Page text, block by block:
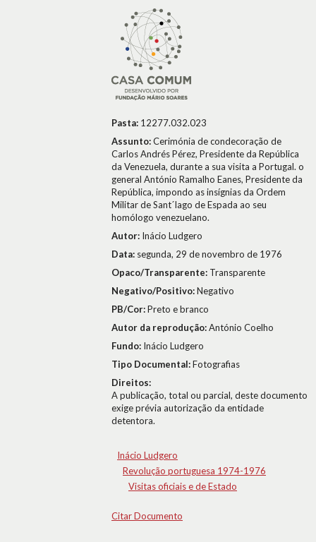
Pasta: 12277.032.023
Assunto:Cerimónia de condecoração de
Carlos Andrés Pérez, Presidente da República
da Venezuela, durante a sua visita a Portugal. o
general António Ramalho Eanes, Presidente da
República, impondo as insígnias da Ordem
Militar de Sant´Iago de Espada ao seu
homólogo venezuelano.
Autor: Inácio Ludgero
Data: segunda, 29 de novembro de 1976
Opaco/Transparente: Transparente
Negativo/Positivo:Negativo
PB/Cor:Preto e branco
Autor da reprodução:António Coelho
Fundo: Inácio Ludgero
Tipo Documental:Fotografias
Direitos:
A publicação, total ou parcial, deste documento
exige prévia autorização da entidade
detentora.
Inácio Ludgero
Revolução portuguesa 1974-1976
Visitas oficiais e de Estado
Citar Documento